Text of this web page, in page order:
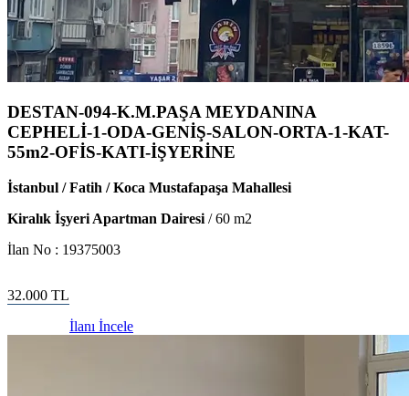
DESTAN-094-K.M.PAŞA MEYDANINA
CEPHELİ-1-ODA-GENİŞ-SALON-ORTA-1-KAT-
55m2-OFİS-KATI-İŞYERİNE
İstanbul / Fatih / Koca Mustafapaşa Mahallesi
Kiralık İşyeri Apartman Dairesi /60 m2
İlan No : 19375003
32.000 TL
İlanı İncele